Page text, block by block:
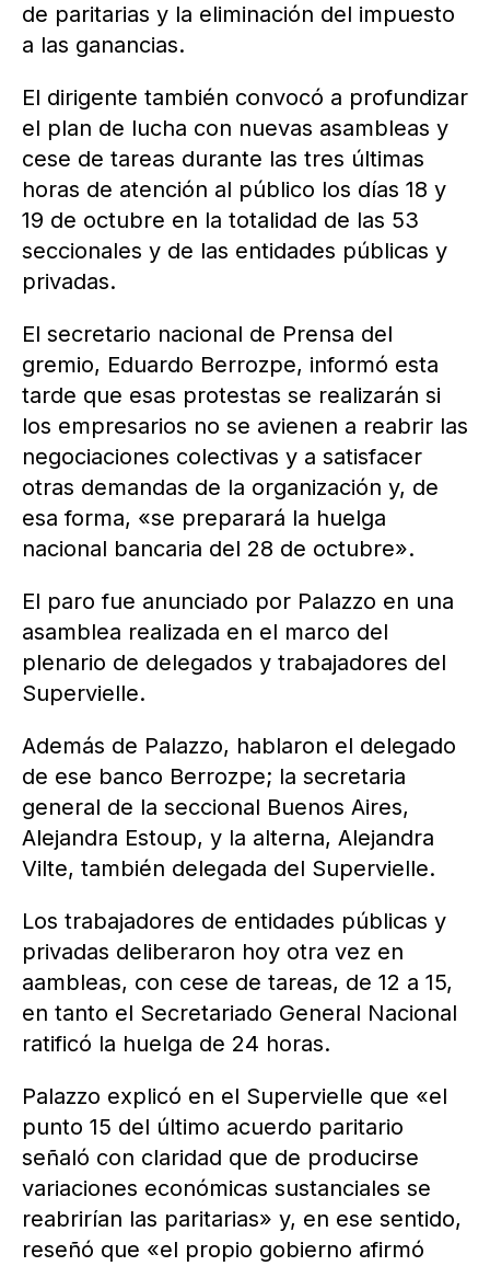
de paritarias y la eliminación del impuesto
a las ganancias.
El dirigente también convocó a profundizar
el plan de lucha con nuevas asambleas y
cese de tareas durante las tres últimas
horas de atención al público los días 18 y
19 de octubre en la totalidad de las 53
seccionales y de las entidades públicas y
privadas.
El secretario nacional de Prensa del
gremio, Eduardo Berrozpe, informó esta
tarde que esas protestas se realizarán si
los empresarios no se avienen a reabrir las
negociaciones colectivas y a satisfacer
otras demandas de la organización y, de
esa forma, «se preparará la huelga
nacional bancaria del 28 de octubre».
El paro fue anunciado por Palazzo en una
asamblea realizada en el marco del
plenario de delegados y trabajadores del
Supervielle.
Además de Palazzo, hablaron el delegado
de ese banco Berrozpe; la secretaria
general de la seccional Buenos Aires,
Alejandra Estoup, y la alterna, Alejandra
Vilte, también delegada del Supervielle.
Los trabajadores de entidades públicas y
privadas deliberaron hoy otra vez en
aambleas, con cese de tareas, de 12 a 15,
en tanto el Secretariado General Nacional
ratificó la huelga de 24 horas.
Palazzo explicó en el Supervielle que «el
punto 15 del último acuerdo paritario
señaló con claridad que de producirse
variaciones económicas sustanciales se
reabrirían las paritarias» y, en ese sentido,
reseñó que «el propio gobierno afirmó